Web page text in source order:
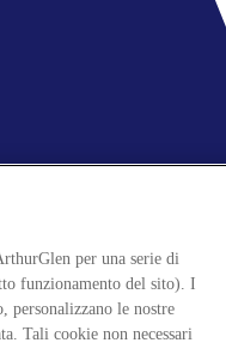
per una serie di
funzionamento del sito). I
personalizzano le nostre
Tali cookie non necessari